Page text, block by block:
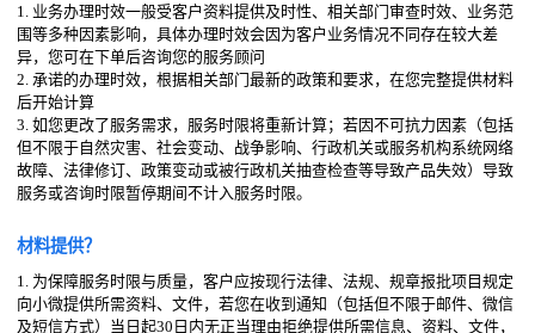
1. 业务办理时效一般受客户资料提供及时性、相关部门审查时效、业务范
围等多种因素影响，具体办理时效会因为客户业务情况不同存在较大差
异，您可在下单后咨询您的服务顾问
2. 承诺的办理时效，根据相关部门最新的政策和要求，在您完整提供材料
后开始计算
3. 如您更改了服务需求，服务时限将重新计算；若因不可抗力因素（包括
但不限于自然灾害、社会变动、战争影响、行政机关或服务机构系统网络
故障、法律修订、政策变动或被行政机关抽查检查等导致产品失效）导致
服务或咨询时限暂停期间不计入服务时限。
材料提供？
1. 为保障服务时限与质量，客户应按现行法律、法规、规章报批项目规定
向小微提供所需资料、文件，若您在收到通知（包括但不限于邮件、微信
及短信方式）当日起30日内无正当理由拒绝提供所需信息、资料、文件，